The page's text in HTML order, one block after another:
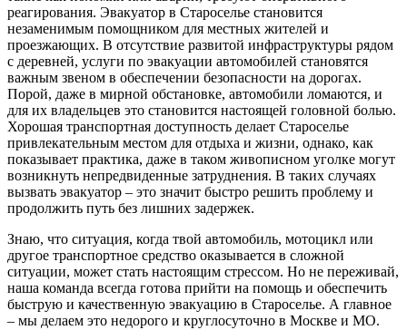
реагирования. Эвакуатор в Староселье становится
незаменимым помощником для местных жителей и
проезжающих. В отсутствие развитой инфраструктуры рядом
с деревней, услуги по эвакуации автомобилей становятся
важным звеном в обеспечении безопасности на дорогах.
Порой, даже в мирной обстановке, автомобили ломаются, и
для их владельцев это становится настоящей головной болью.
Хорошая транспортная доступность делает Староселье
привлекательным местом для отдыха и жизни, однако, как
показывает практика, даже в таком живописном уголке могут
возникнуть непредвиденные затруднения. В таких случаях
вызвать эвакуатор – это значит быстро решить проблему и
продолжить путь без лишних задержек.
Знаю, что ситуация, когда твой автомобиль, мотоцикл или
другое транспортное средство оказывается в сложной
ситуации, может стать настоящим стрессом. Но не переживай,
наша команда всегда готова прийти на помощь и обеспечить
быструю и качественную эвакуацию в Староселье. А главное
– мы делаем это недорого и круглосуточно в Москве и МО.